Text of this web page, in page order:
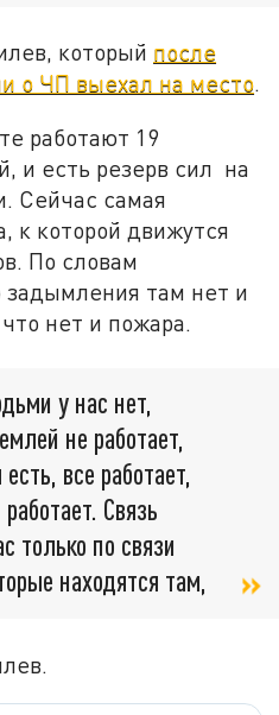
который после
о ЧП выехал на место.
работают 19
и есть резерв сил на
Сейчас самая
к которой движутся
По словам
задымления там нет и
нет и пожара.
у нас нет,
не работает,
все работает,
Связь
только по связи
находятся там,